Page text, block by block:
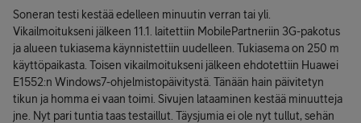
Soneran testi kestää edelleen minuutin verran tai yli.
Vikailmoitukseni jälkeen 11.1. laitettiin MobilePartneriin 3G-pakotus
ja alueen tukiasema käynnistettiin uudelleen. Tukiasema on 250 m
käyttöpaikasta. Toisen vikailmoitukseni jälkeen ehdotettiin Huawei
E1552:n Windows7-ohjelmistopäivitystä. Tänään hain päivitetyn
tikun ja homma ei vaan toimi. Sivujen lataaminen kestää minuutteja
jne. Nyt pari tuntia taas testaillut. Täysjumia ei ole nyt tullut, sehän